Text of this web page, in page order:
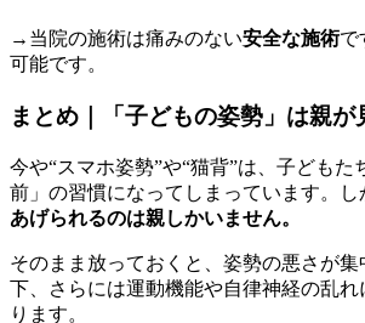
→当院の施術は痛みのない安全な施術で
可能です。
まとめ｜「子どもの姿勢」は親が
今や“スマホ姿勢”や“猫背”は、子どもた
前」の習慣になってしまっています。し
あげられるのは親しかいません。
そのまま放っておくと、姿勢の悪さが
下、さらには運動機能や自律神経の乱
ります。